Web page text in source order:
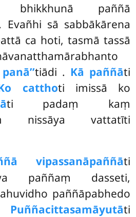
bhikkhunā paññā
sā sabbākārena
ca hoti, tasmā tassā
tiādi . Kā paññāti
catthoti imissā ko
ti padaṃ kaṃ
nissāya vattatīti
vipassanāpaññāti
paññaṃ dasseti,
paññāpabhedo
Puññacittasamāyutāti